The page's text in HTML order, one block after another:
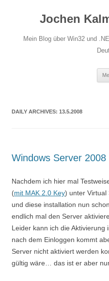
Jochen
Mein Blog über Win32 und
DAILY ARCHIVES: 13.5.2008
Windows Server 2008
Nachdem ich hier mal
(mit MAK 2.0 Key) unter Virtual
und diese installation nun
endlich mal den Server
Leider kann ich die Aktivierung
nach dem Einloggen kommt
Server nicht aktiviert werden
gültig wäre… das ist er aber